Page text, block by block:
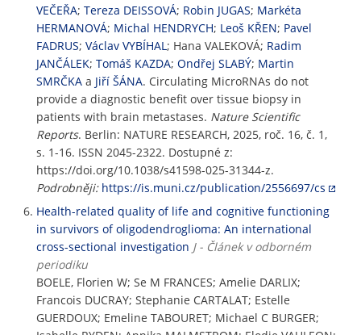
VEČEŘA; Tereza DEISSOVÁ; Robin JUGAS; Markéta
HERMANOVÁ; Michal HENDRYCH; Leoš KŘEN; Pavel
FADRUS; Václav VYBÍHAL ; Hana VALEKOVÁ; Radim
JANČÁLEK; Tomáš KAZDA; Ondřej SLABÝ; Martin
SMRČKA a Jiří ŠÁNA. Circulating MicroRNAs do not
provide a diagnostic benefit over tissue biopsy in
patients with brain metastases. Nature Scientific
Reports. Berlin: NATURE RESEARCH, 2025, roč. 16, č. 1,
s. 1-16. ISSN 2045-2322. Dostupné z:
https://doi.org/10.1038/s41598-025-31344-z.
Podrobněji: https://is.muni.cz/publication/2556697/cs
Health-related quality of life and cognitive functioning
in survivors of oligodendroglioma: An international
cross-sectional investigation J - Článek v odborném
periodiku
BOELE, Florien W; Se M FRANCES; Amelie DARLIX;
Francois DUCRAY; Stephanie CARTALAT; Estelle
GUERDOUX; Emeline TABOURET; Michael C BURGER;